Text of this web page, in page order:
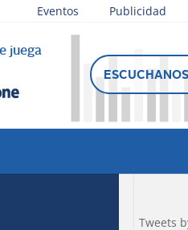
Eventos Publicidad
juega
ESCUCHANOS
Tweets